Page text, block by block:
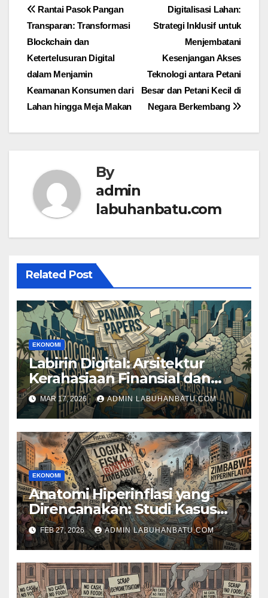
Navigasi
pos
Digitalisasi Lahan:
Strategi Inklusif untuk
Menjembatani
Kesenjangan Akses
Teknologi antara Petani
Besar dan Petani Kecil di
Negara Berkembang
Rantai Pasok Pangan
Transparan: Transformasi
Blockchain dan
Ketertelusuran Digital
dalam Menjamin
Keamanan Konsumen dari
Lahan hingga Meja Makan
By
admin
labuhanbatu.com
Related Post
EKONOMI
Labirin Digital: Arsitektur
Kerahasiaan Finansial dan
Skandal Panama Papers 2016
MAR 17, 2026 ADMIN LABUHANBATU.COM
EKONOMI
Anatomi Hiperinflasi yang
Direncanakan: Studi Kasus
Runtuhnya Logika Fiskal di
Zimbabwe (2000–2009)
FEB 27, 2026 ADMIN LABUHANBATU.COM